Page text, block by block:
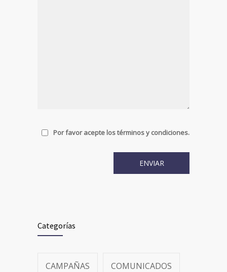
Por favor acepte los términos y condiciones.
Categorías
CAMPAÑAS COMUNICADOS